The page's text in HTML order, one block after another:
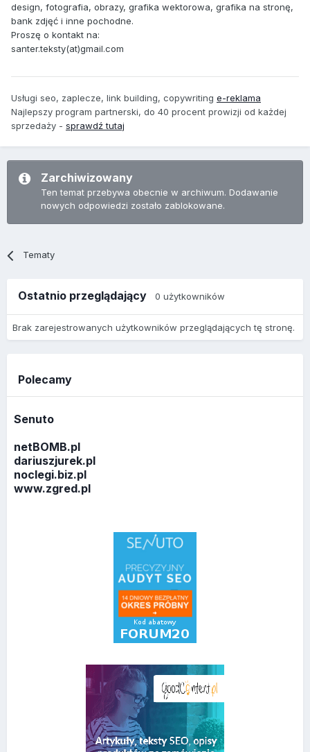
design, fotografia, obrazy, grafika wektorowa, grafika na stronę,
bank zdjęć i inne pochodne.
Proszę o kontakt na:
santer.teksty(at)gmail.com
Usługi seo, zaplecze, link building, copywriting e-reklama
Najlepszy program partnerski, do 40 procent prowizji od każdej
sprzedaży - sprawdź tutaj
Zarchiwizowany
Ten temat przebywa obecnie w archiwum. Dodawanie
nowych odpowiedzi zostało zablokowane.
Tematy
Ostatnio przeglądający 0 użytkowników
Brak zarejestrowanych użytkowników przeglądających tę stronę.
Polecamy
Senuto
netBOMB.pl
dariuszjurek.pl
noclegi.biz.pl
www.zgred.pl